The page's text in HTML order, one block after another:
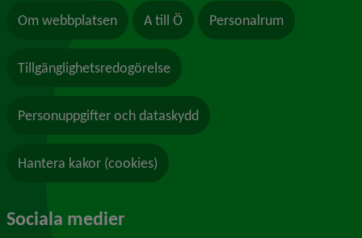
Om webbplatsen A till Ö Personalrum
Tillgänglighetsredogörelse
Personuppgifter och dataskydd
Hantera kakor (cookies)
Sociala medier